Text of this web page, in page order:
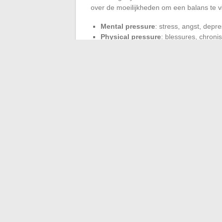
over de moeilijkheden om een balans te
Mental pressure: stress, angst,
Physical pressure: blessures,